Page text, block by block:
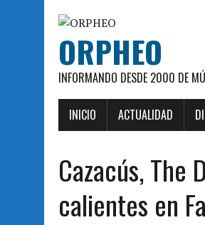
ORPHEO
INFORMANDO DESDE 2000 DE
INICIO ACTUALIDAD
Cazacús, The
calientes en